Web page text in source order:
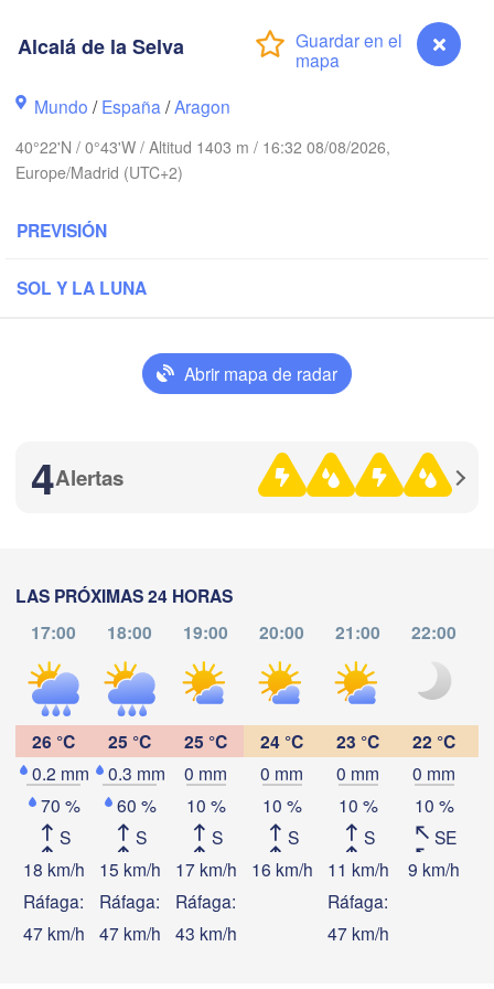
Alcalá de la Selva
Mundo /España /Aragon
40°22'N / 0°43'W / Altitud 1403 m / 16:32 08/08/2026,
Europe/Madrid (UTC+2)
PREVISIÓN
SOL Y LA LUNA
Abrir mapa de radar
4Alertas
LAS PRÓXIMAS 24 HORAS
17:00
18:00 19:00 20:00 21:00 22:00
26 °C
0.2 mm
70 %
S
18 km/h
Ráfaga:
47 km/h
25 °C
0.3 mm
60 %
S
15 km/h
Ráfaga:
47 km/h
25 °C
0 mm
10 %
S
17 km/h
Ráfaga:
43 km/h
24 °C
0 mm
10 %
S
16 km/h
23 °C
0 mm
10 %
S
11 km/h
Ráfaga:
47 km/h
22 °C
0 mm
10 %
SE
9 km/h
Temperatura
2 m sobre tierra
mi
05 ago
ju
06 ago
vi
07 ago
sá
08 ago
do
09 ago
lu
10 ago
ma
Descargar aplicación
Zaragoza
Bilbao
Madrid
فاس
(Fez)
Oran
Málaga
Almería
الناظور
(Nador)
Alacant /
Alicante
Lleida
FRANCIA
Alger
Tiaret
Alcalá de la Selva
B
A